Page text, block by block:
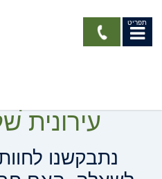
תפריט
כהונת
ברשות
עירונית
נתבקשנו